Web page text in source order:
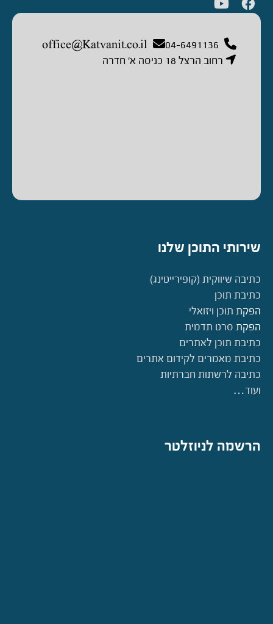
04-6491136
office@Katvanit.co.il
רחוב הרצל 18 כניסה א’ חדרה
שירותי התוכן שלנו
כתיבה שיווקית (קופירייטינג)
כתיבת תוכן
הפקת תוכן ויזואלי
הפקת סרט תדמית
כתיבת תוכן לאתרים
כתיבת מאמרים לקידום אתרים
כתיבה לרשתות חברתיות
ועוד…
הרשמה לניוזלטר